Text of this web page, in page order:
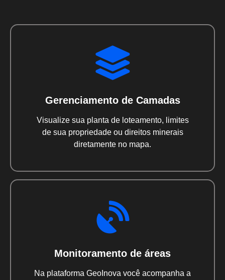
Monitoramento de áreas
Na plataforma GeoInova você acompanha a
Gerenciamento de Camadas
Visualize sua planta de loteamento, limites
de sua propriedade ou direitos minerais
diretamente no mapa.